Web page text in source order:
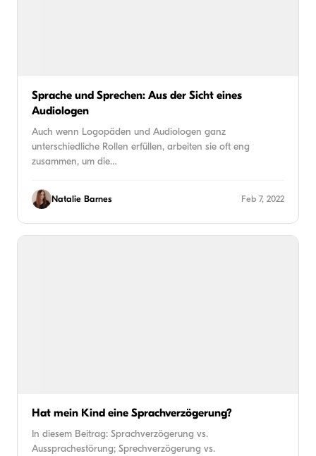
Sprache und Sprechen: Aus der Sicht eines
Audiologen
Auch wenn Logopäden und Audiologen ganz
unterschiedliche Rollen erfüllen, arbeiten sie oft eng
zusammen, um die…
Natalie Barnes Feb 7, 2022
Hat mein Kind eine Sprachverzögerung?
In diesem Beitrag: Sprachverzögerung vs.
Aussprachestörung; Sprechverzögerung vs.